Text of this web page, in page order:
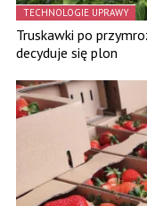
TECHNOLOGIE UPRAWY
Truskawki po
decyduje się plon